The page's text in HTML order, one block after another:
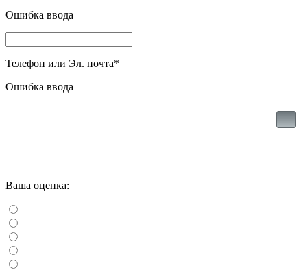
Ошибка ввода
Телефон или Эл. почта*
Ошибка ввода
Ваша оценка: